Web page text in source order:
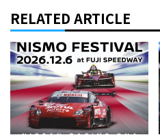
RELATED ARTICLE